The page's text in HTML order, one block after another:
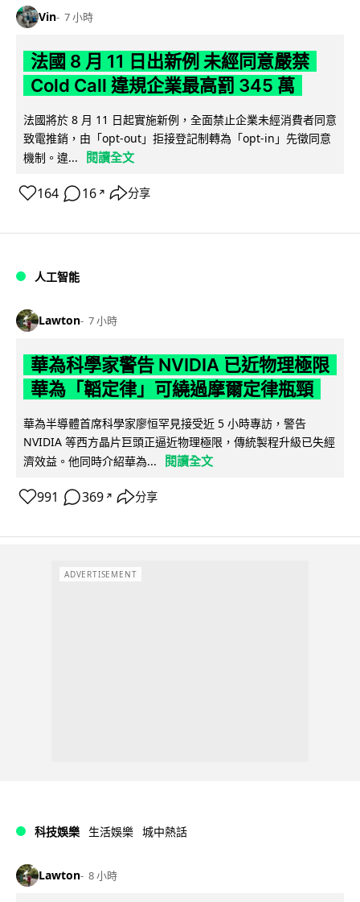
Vin 7 小時
法國 8 月 11 日出新例 未經同意嚴禁
Cold Call 違規企業最高罰 345 萬
法國將於 8 月 11 日起實施新例，全面禁止企業未經消費者同意
致電推銷，由「opt-out」拒接登記制轉為「opt-in」先徵同意
機制。違...
閱讀全文
164 16 ↗ 分享
人工智能
Lawton 7 小時
華為科學家警告 NVIDIA 已近物理極限
華為「韜定律」可繞過摩爾定律瓶頸
華為半導體首席科學家廖恒罕見接受近 5 小時專訪，警告
NVIDIA 等西方晶片巨頭正逼近物理極限，傳統製程升級已失經
濟效益。他同時介紹華為...
閱讀全文
991 369 ↗ 分享
ADVERTISEMENT
科技娛樂 生活娛樂 城中熱話
Lawton 8 小時